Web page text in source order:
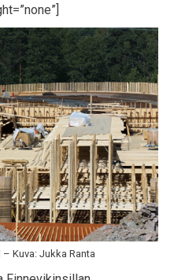
Kuva: Jukka Ranta